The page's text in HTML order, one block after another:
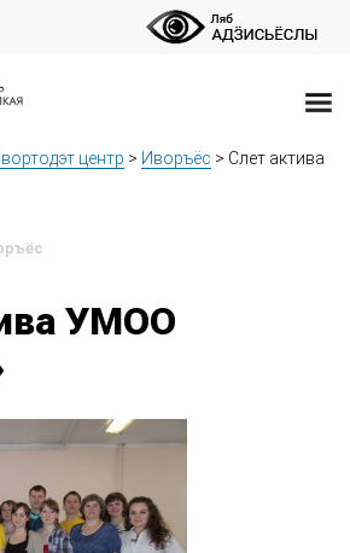
центр > Иворъёс > Слет актива
УМОО